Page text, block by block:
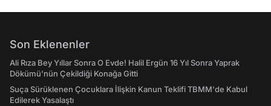
Son Eklenenler
Ali Rıza Bey Yıllar Sonra O Evde! Halil Ergün 16 Yıl Sonra Yaprak
Dökümü'nün Çekildiği Konağa Gitti
Suça Sürüklenen Çocuklara İlişkin Kanun Teklifi TBMM'de Kabul
Edilerek Yasalaştı